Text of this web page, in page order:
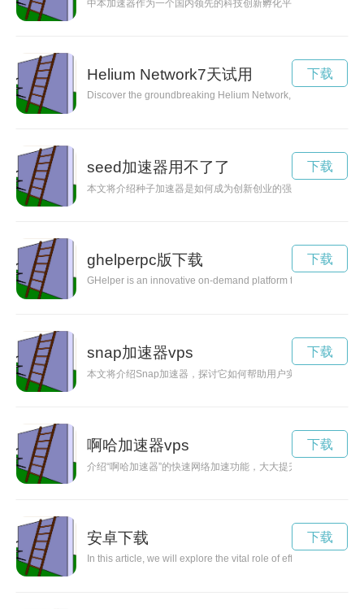
中本加速器作为一个国内领先的科技创新孵化平台，致力于为
Helium Network7天试用
Discover the groundbreaking Helium Network, a
下载
seed加速器用不了了
本文将介绍种子加速器是如何成为创新创业的强力助推器，通
下载
ghelperpc版下载
GHelper is an innovative on-demand platform that connects
下载
snap加速器vps
本文将介绍Snap加速器，探讨它如何帮助用户实现高速上网，
下载
啊哈加速器vps
介绍“啊哈加速器”的快速网络加速功能，大大提升用户在互联网
下载
安卓下载
In this article, we will explore the vital role of effective
下载